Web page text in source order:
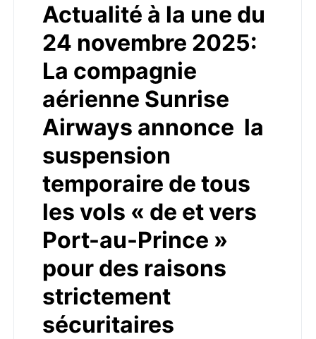
Actualité à la une du
24 novembre 2025:
La compagnie
aérienne Sunrise
Airways annonce la
suspension
temporaire de tous
les vols « de et vers
Port-au-Prince »
pour des raisons
strictement
sécuritaires